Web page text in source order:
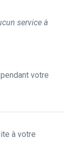
service à
votre
à votre